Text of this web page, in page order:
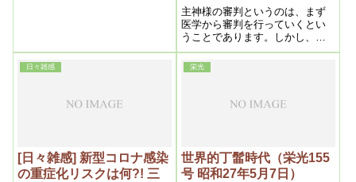
追い詰められた、この種の人の
如何に多いかは、膚に粟あわを
達の学び目からウロコの内
容より）
主神様の審判というのは、まず
医学から審判を行っていくとい
うことであります。しかし、そ
の審判というのが今までされて
きたかというと、なかなかそれ
を担う側の所謂今までのメシヤ
ったために、これはずれ込んで
日々雑感
[日々雑感] 新型コロナ感染
の重症化リスクは何?! 三
栄光
世界的丁髷時代（栄光155
号 昭和27年5月7日）